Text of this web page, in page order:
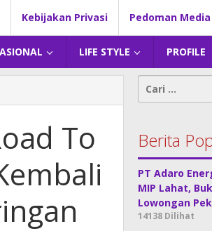
Kebijakan Privasi Pedoman
LIFE STYLE PROFILE
To
Cari
untuk:
Berita
PT Adaro
MIP Lahat,
Lowongan
14138 Dilihat